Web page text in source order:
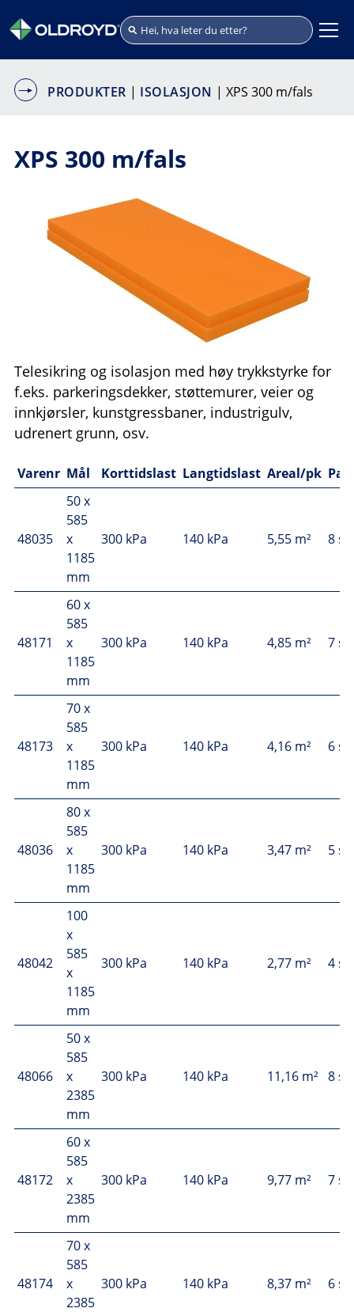
PRODUKTER | ISOLASJON | XPS 300 m/fals
XPS 300 m/fals
Telesikring og isolasjon med høy trykkstyrke for
f.eks. parkeringsdekker, støttemurer, veier og
innkjørsler, kunstgressbaner, industrigulv,
udrenert grunn, osv.
Varenr Mål Korttidslast Langtidslast Areal/pk
48035
50 x
585
x
1185
mm
300 kPa 140 kPa 5,55 m² 8
48171
60 x
585
x
1185
mm
300 kPa 140 kPa 4,85 m² 7
48173
70 x
585
x
1185
mm
300 kPa 140 kPa 4,16 m² 6
48036
80 x
585
x
1185
mm
300 kPa 140 kPa 3,47 m² 5
48042
100
x
585
x
1185
mm
300 kPa 140 kPa 2,77 m² 4
48066
50 x
585
x
2385
mm
300 kPa 140 kPa 11,16 m² 8
48172
60 x
585
x
2385
mm
300 kPa 140 kPa 9,77 m² 7
48174
70 x
585
x
2385
300 kPa 140 kPa 8,37 m² 6